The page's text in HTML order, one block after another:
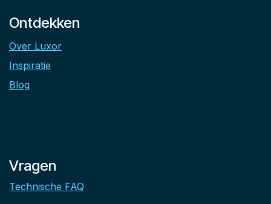
Ontdekken
Over Luxor
Inspiratie
Blog
Vragen
Technische FAQ